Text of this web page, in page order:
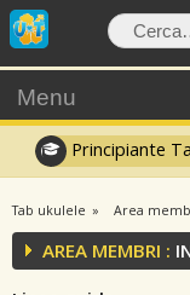
Menu
Principiante
Tab ukulele Area
AREA MEMBRI :